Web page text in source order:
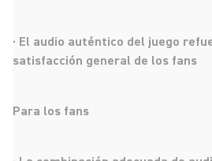
· El audio auténtico del juego
satisfacción general de los fans
Para los fans